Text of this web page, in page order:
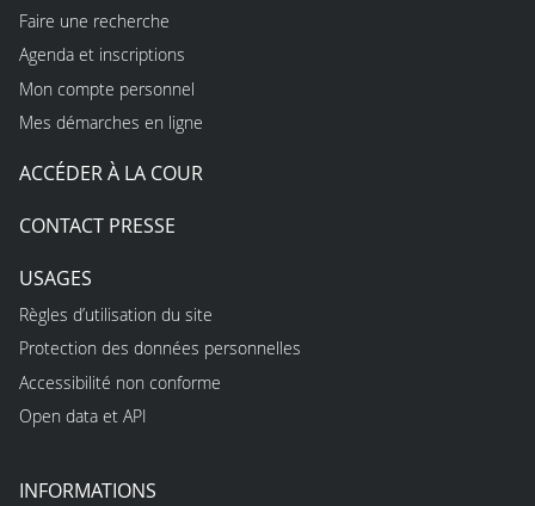
Faire une recherche
Agenda et inscriptions
Mon compte personnel
Mes démarches en ligne
ACCÉDER À LA COUR
CONTACT PRESSE
USAGES
Règles d’utilisation du site
Protection des données personnelles
Accessibilité non conforme
Open data et API
INFORMATIONS